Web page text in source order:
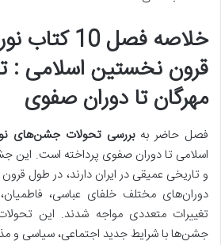
خلاصه فصل
قرون نخستین اسلامی :
مهرگان تا دوران صفوی
فصل حاضر بهبررسی تحولات جشن‌های
اسلامی تا دوران صفوی پرداخته است. این
و تاریخی عمیقی در ایران دارند، در طول
دوران‌های مختلف خلفای عباسی،
تغییرات متعددی مواجه شدند. این
جشن‌ها با شرایط جدید اجتماعی، سیاسی و